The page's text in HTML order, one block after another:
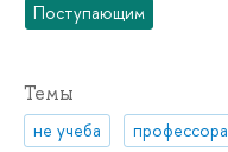
Поступающим
Темы
не учеба профессора